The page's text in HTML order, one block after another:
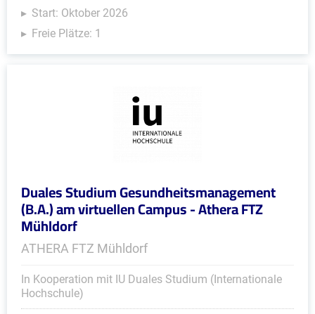
Start: Oktober 2026
Freie Plätze: 1
Duales Studium Gesundheitsmanagement
(B.A.) am virtuellen Campus - Athera FTZ
Mühldorf
ATHERA FTZ Mühldorf
In Kooperation mit IU Duales Studium (Internationale
Hochschule)